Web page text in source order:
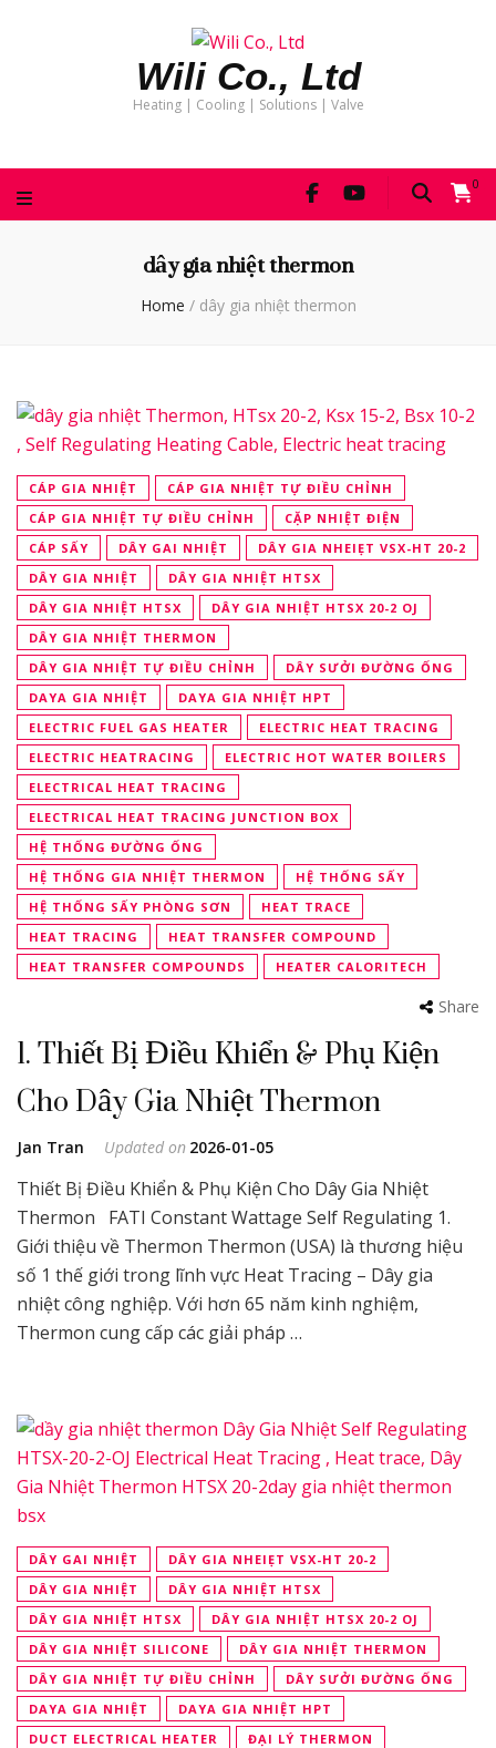
Wili Co., Ltd
Heating | Cooling | Solutions | Valve
0
dây gia nhiệt thermon
Home / dây gia nhiệt thermon
CÁP GIA NHIỆT
CÁP GIA NHIỆT TỰ ĐIỀU CHỈNH
CÁP GIA NHIỆT TỰ ĐIỀU CHỈNH
CẶP NHIỆT ĐIỆN
CÁP SẤY
DÂY GAI NHIỆT
DÂY GIA NHEIẸT VSX-HT 20-2
DÂY GIA NHIỆT
DÂY GIA NHIỆT HTSX
DÂY GIA NHIỆT HTSX
DÂY GIA NHIỆT HTSX 20-2 OJ
DÂY GIA NHIỆT THERMON
DÂY GIA NHIỆT TỰ ĐIỀU CHỈNH
DÂY SƯỞI ĐƯỜNG ỐNG
DAYA GIA NHIỆT
DAYA GIA NHIỆT HPT
ELECTRIC FUEL GAS HEATER
ELECTRIC HEAT TRACING
ELECTRIC HEATRACING
ELECTRIC HOT WATER BOILERS
ELECTRICAL HEAT TRACING
ELECTRICAL HEAT TRACING JUNCTION BOX
HỆ THỐNG ĐƯỜNG ỐNG
HỆ THỐNG GIA NHIỆT THERMON
HỆ THỐNG SẤY
HỆ THỐNG SẤY PHÒNG SƠN
HEAT TRACE
HEAT TRACING
HEAT TRANSFER COMPOUND
HEAT TRANSFER COMPOUNDS
HEATER CALORITECH
Share
1. Thiết Bị Điều Khiển & Phụ Kiện
Cho Dây Gia Nhiệt Thermon
Jan Tran Updated on 2026-01-05
Thiết Bị Điều Khiển & Phụ Kiện Cho Dây Gia Nhiệt
Thermon FATI Constant Wattage Self Regulating 1.
Giới thiệu về Thermon Thermon (USA) là thương hiệu
số 1 thế giới trong lĩnh vực Heat Tracing – Dây gia
nhiệt công nghiệp. Với hơn 65 năm kinh nghiệm,
Thermon cung cấp các giải pháp …
DÂY GAI NHIỆT
DÂY GIA NHEIẸT VSX-HT 20-2
DÂY GIA NHIỆT
DÂY GIA NHIỆT HTSX
DÂY GIA NHIỆT HTSX
DÂY GIA NHIỆT HTSX 20-2 OJ
DÂY GIA NHIỆT SILICONE
DÂY GIA NHIỆT THERMON
DÂY GIA NHIỆT TỰ ĐIỀU CHỈNH
DÂY SƯỞI ĐƯỜNG ỐNG
DAYA GIA NHIỆT
DAYA GIA NHIỆT HPT
DUCT ELECTRICAL HEATER
ĐẠI LÝ THERMON